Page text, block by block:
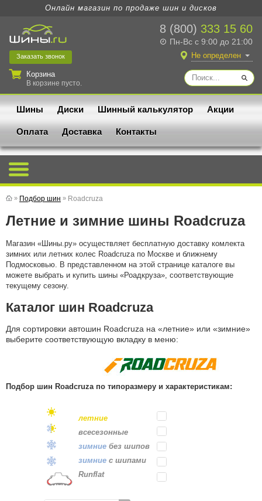
Онлайн магазин по продаже шин и дисков
8 (800) 333 15 60
Пн-Вс с 9:00 до 21:00
Заказать звонок
Корзина
В корзине пусто.
Не определен
Шины Диски Шинный калькулятор Акции
Оплата Доставка Контакты
» Подбор шин » Roadcruza
Летние и зимние шины Roadcruza
Магазин «Шины.ру» осуществляет бесплатную доставку комлекта
зимних или летних колес Roadcruza по Москве и ближнему
Подмосковью. В представленном на этой странице каталоге вы
можете выбрать и купить шины «Роадкруза», соответствующие
текущему сезону.
Каталог шин Roadcruza
Для сортировки автошин Roadcruza на «летние» или «зимние»
выберите соответствующую вкладку в меню:
Подбор шин Roadcruza по типоразмеру и характеристикам:
летние
всесезонные
зимние без шипов
зимние с шипами
Runflat